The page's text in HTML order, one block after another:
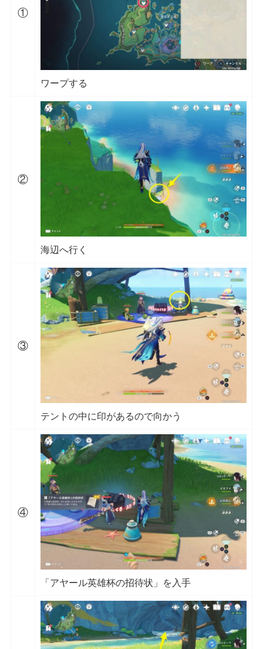
①
ワープする
②
海辺へ行く
③
テントの中に印があるので向かう
④
「アヤール英雄杯の招待状」を入手